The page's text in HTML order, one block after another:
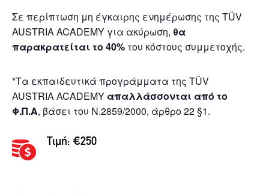
Σε περίπτωση μη έγκαιρης ενημέρωσης της TÜV
AUSTRIA ACADEMY για ακύρωση, θα
παρακρατείται το 40% του κόστους συμμετοχής.
*Τα εκπαιδευτικά προγράμματα της TÜV
AUSTRIA ACADEMY απαλλάσσονται από το
Φ.Π.Α, βάσει του Ν.2859/2000, άρθρο 22 §1.
Τιμή: €250